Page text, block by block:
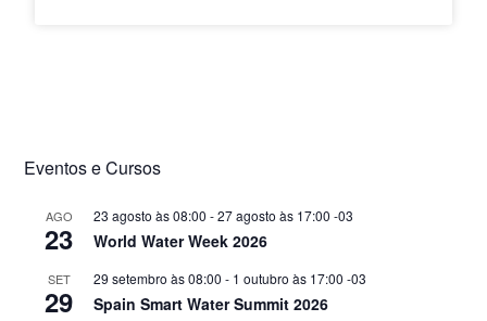
Eventos e Cursos
AGO
23
23 agosto às 08:00 -27 agosto às 17:00 -03
World Water Week 2026
SET
29
29 setembro às 08:00 - 1 outubro às 17:00 -03
Spain Smart Water Summit 2026